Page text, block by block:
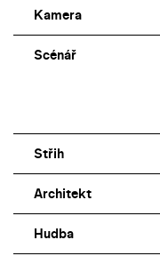
Kamera
Scénář
Střih
Architekt
Hudba